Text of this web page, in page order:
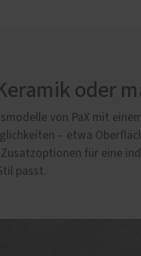
oder
von PaX mit
– etwa
für eine
passt.